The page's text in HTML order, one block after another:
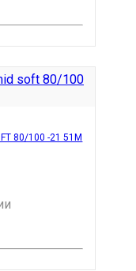
80/100 -21 51M